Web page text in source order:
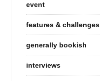
event
features & challenges
generally bookish
interviews